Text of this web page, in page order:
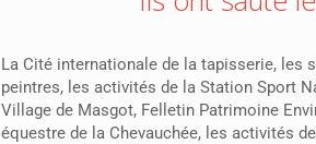
La Cité internationale de la tapisserie, les
peintres, les activités de la Station Sport
Village de Masgot, Felletin Patrimoine
équestre de la Chevauchée, les activités